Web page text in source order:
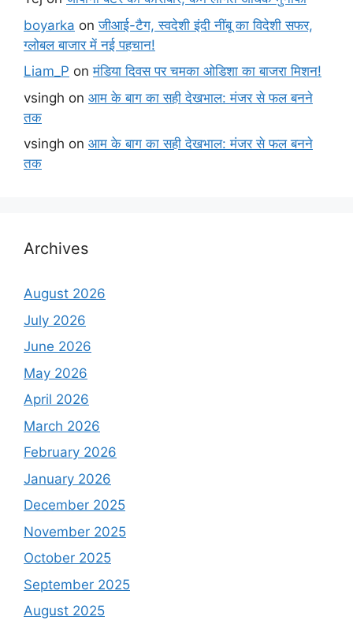
boyarka onजीआई-टैग, स्वदेशी इंदी नींबू का विदेशी सफर,
ग्लोबल बाजार में नई पहचान!
Liam_P onमंडिया दिवस पर चमका ओडिशा का बाजरा मिशन!
vsingh on आम के बाग का सही देखभाल: मंजर से फल बनने
तक
vsingh on आम के बाग का सही देखभाल: मंजर से फल बनने
तक
Archives
August 2026
July 2026
June 2026
May 2026
April 2026
March 2026
February 2026
January 2026
December 2025
November 2025
October 2025
September 2025
August 2025